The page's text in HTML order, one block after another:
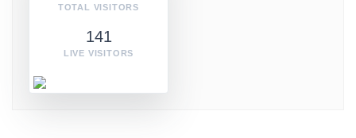
TOTAL VISITORS
141
LIVE VISITORS